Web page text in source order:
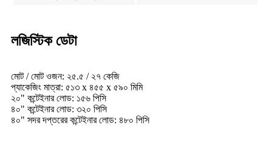
লজিস্টিক ডেটা
মোট / মোট ওজন: ২৫.৫ / ২৭ কেজি
প্যাকেজিং মাত্রা: ৫১৩ x ৪৫৫ x ৫৯০ মিমি
২০" কন্টেইনার লোড: ১৫৬ পিসি
৪০" কন্টেইনার লোড: ৩২০ পিসি
৪০" সদর দপ্তরের কন্টেইনার লোড: ৪৮০ পিসি